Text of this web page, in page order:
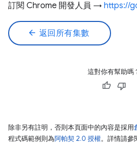
訂閱 Chrome 開發人員 → https://
arrow_back 返回所有集數
這對你有幫助嗎
除非另有註明，否則本頁面中的內容是採用
程式碼範例則為阿帕契 2.0 授權。詳情請參